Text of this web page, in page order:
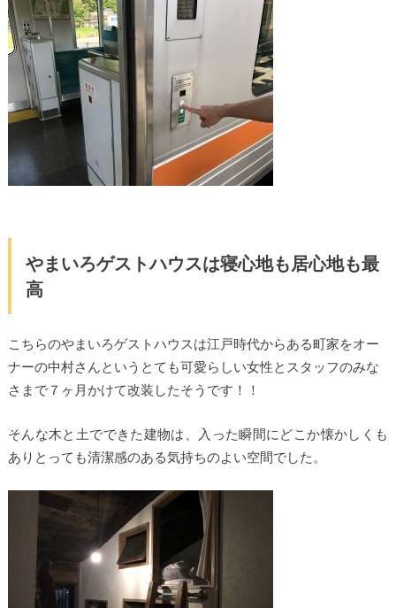
やまいろゲストハウスは寝心地も居心地も最
高
こちらのやまいろゲストハウスは江戸時代からある町家をオー
ナーの中村さんというとても可愛らしい女性とスタッフのみな
さまで７ヶ月かけて改装したそうです！！
そんな木と土でできた建物は、入った瞬間にどこか懐かしくも
ありとっても清潔感のある気持ちのよい空間でした。